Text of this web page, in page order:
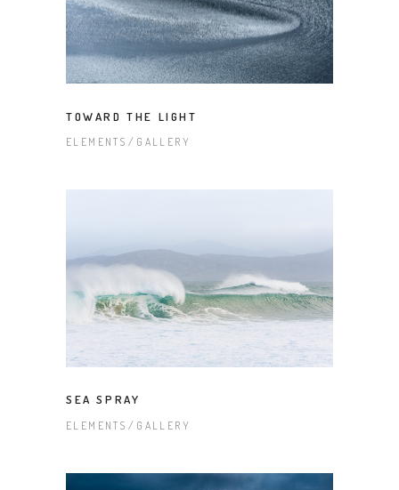
TOWARD THE LIGHT
ELEMENTS GALLERY
SEA SPRAY
ELEMENTS GALLERY